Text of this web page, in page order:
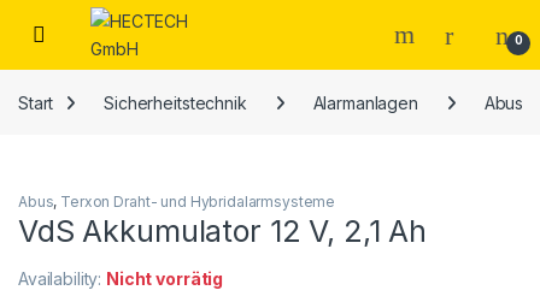
Open 0
Start Sicherheitstechnik Alarmanlagen Abus
Abus, Terxon Draht- und Hybridalarmsysteme
VdS Akkumulator 12 V, 2,1 Ah
Availability: Nicht vorrätig